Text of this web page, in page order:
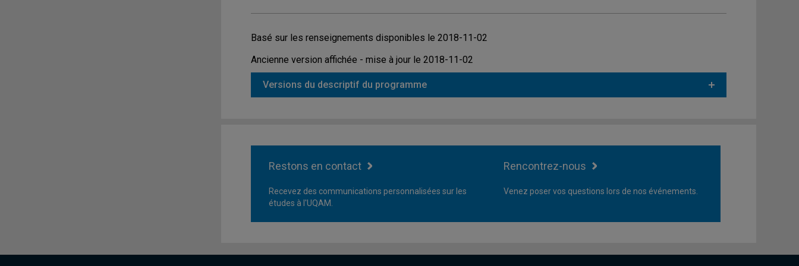
Basé sur les renseignements disponibles le 2018-11-02
Ancienne version affichée - mise à jour le 2018-11-02
Versions du descriptif du programme
Restons en contact
Recevez des communications personnalisées sur les
études à l'UQAM.
Rencontrez-nous
Venez poser vos questions lors de nos événements.